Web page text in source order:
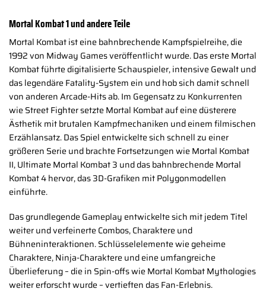
Mortal Kombat 1 und andere Teile
Mortal Kombat ist eine bahnbrechende Kampfspielreihe, die
1992 von Midway Games veröffentlicht wurde. Das erste Mortal
Kombat führte digitalisierte Schauspieler, intensive Gewalt und
das legendäre Fatality-System ein und hob sich damit schnell
von anderen Arcade-Hits ab. Im Gegensatz zu Konkurrenten
wie Street Fighter setzte Mortal Kombat auf eine düsterere
Ästhetik mit brutalen Kampfmechaniken und einem filmischen
Erzählansatz. Das Spiel entwickelte sich schnell zu einer
größeren Serie und brachte Fortsetzungen wie Mortal Kombat
II, Ultimate Mortal Kombat 3 und das bahnbrechende Mortal
Kombat 4 hervor, das 3D-Grafiken mit Polygonmodellen
einführte.
Das grundlegende Gameplay entwickelte sich mit jedem Titel
weiter und verfeinerte Combos, Charaktere und
Bühneninteraktionen. Schlüsselelemente wie geheime
Charaktere, Ninja-Charaktere und eine umfangreiche
Überlieferung – die in Spin-offs wie Mortal Kombat Mythologies
weiter erforscht wurde – vertieften das Fan-Erlebnis.